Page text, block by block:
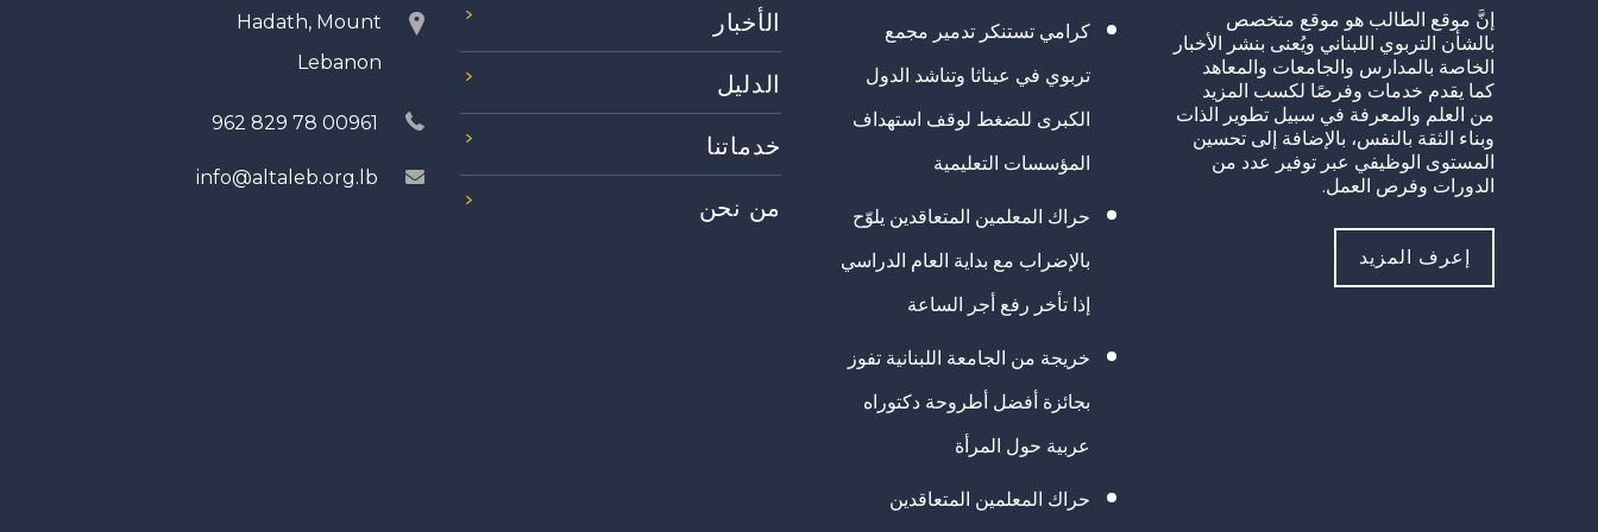
إنَّ موقع الطالب هو موقع متخصص
بالشأن التربوي اللبناني ويُعنى بنشر الأخبار
الخاصة بالمدارس والجامعات والمعاهد
كما يقدم خدمات وفرصًا لكسب المزيد
من العلم والمعرفة في سبيل تطوير الذات
وبناء الثقة بالنفس، بالإضافة إلى تحسين
المستوى الوظيفي عبر توفير عدد من
الدورات وفرص العمل.
إعرف المزيد
كرامي تستنكر تدمير مجمع
تربوي في عيناثا وتناشد الدول
الكبرى للضغط لوقف استهداف
المؤسسات التعليمية
حراك المعلمين المتعاقدين يلوّح
بالإضراب مع بداية العام الدراسي
إذا تأخر رفع أجر الساعة
خريجة من الجامعة اللبنانية تفوز
بجائزة أفضل أطروحة دكتوراه
عربية حول المرأة
حراك المعلمين المتعاقدين
الأخبار
الدليل
خدماتنا
من نحن
Hadath, Mount
Lebanon
00961 78 829 962
info@altaleb.org.lb